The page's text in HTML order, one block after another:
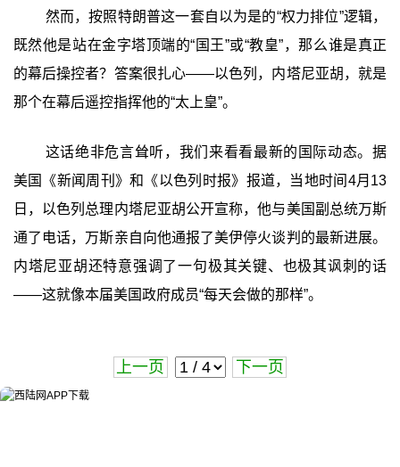
然而，按照特朗普这一套自以为是的“权力排位”逻辑，
既然他是站在金字塔顶端的“国王”或“教皇”，那么谁是真正
的幕后操控者？答案很扎心——以色列，内塔尼亚胡，就是
那个在幕后遥控指挥他的“太上皇”。
这话绝非危言耸听，我们来看看最新的国际动态。据
美国《新闻周刊》和《以色列时报》报道，当地时间4月13
日，以色列总理内塔尼亚胡公开宣称，他与美国副总统万斯
通了电话，万斯亲自向他通报了美伊停火谈判的最新进展。
内塔尼亚胡还特意强调了一句极其关键、也极其讽刺的话
——这就像本届美国政府成员“每天会做的那样”。
上一页 下一页